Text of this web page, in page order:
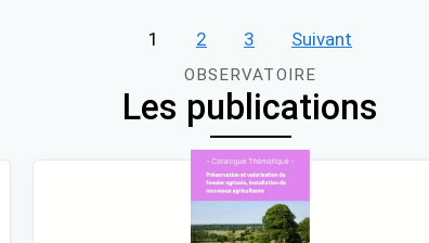
1 2 3 Suivant
OBSERVATOIRE
Les publications